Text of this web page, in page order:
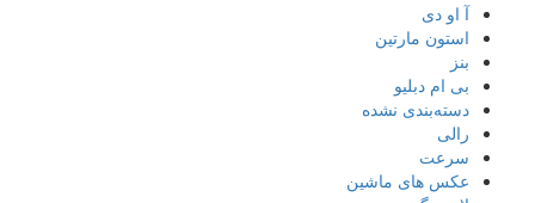
آ او دی
استون مارتین
بنز
بی ام دبلیو
دسته‌بندی نشده
رالی
سرعت
عکس های ماشین